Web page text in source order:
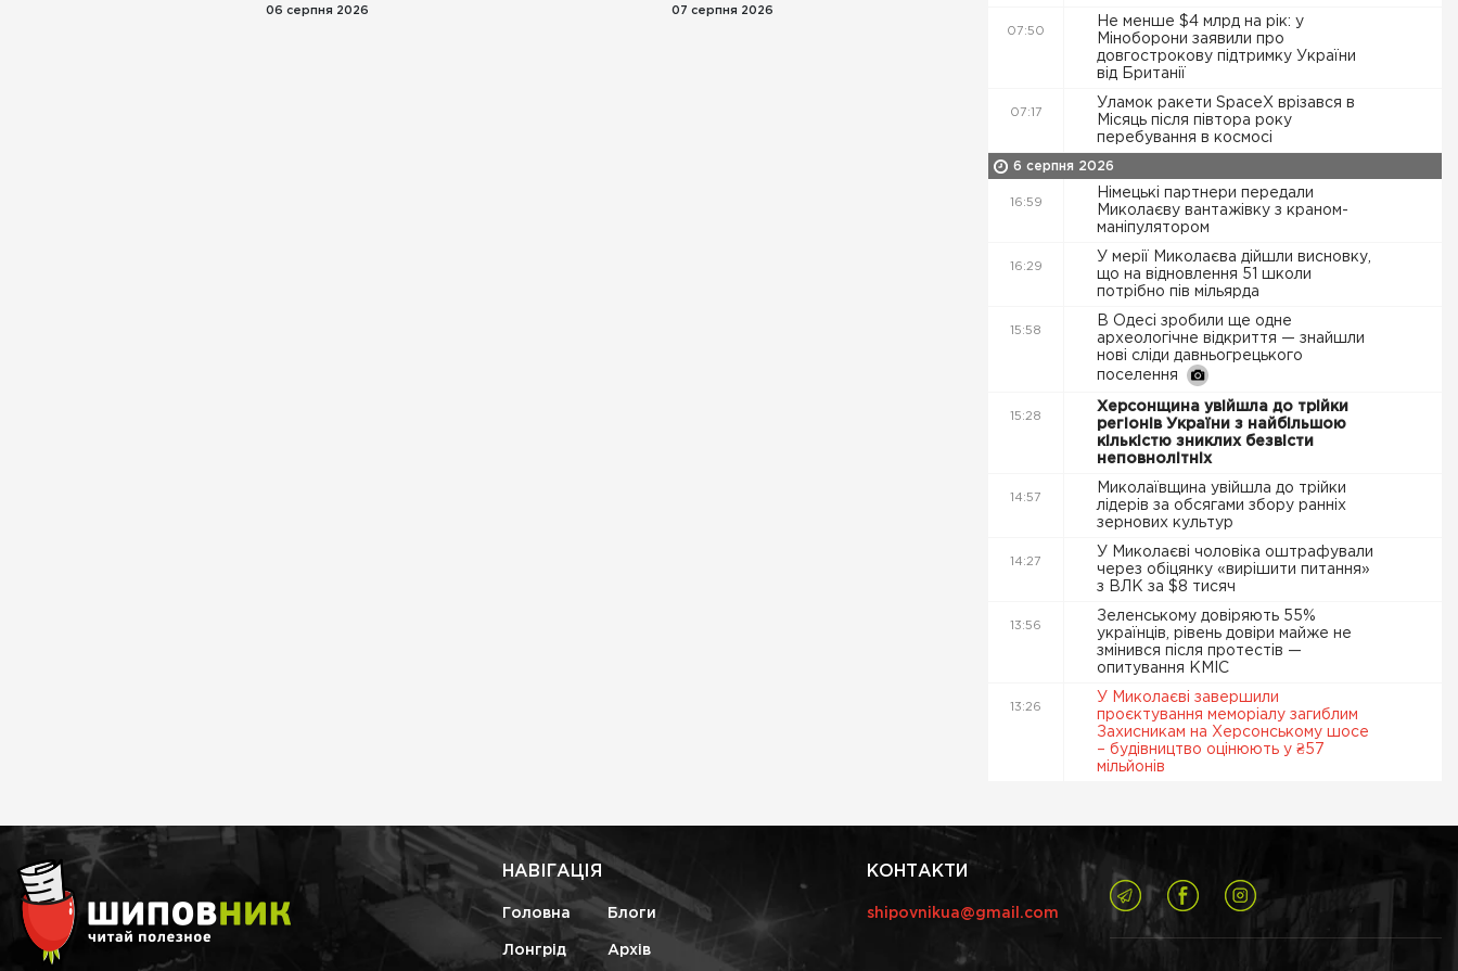
06 серпня 2026 07 серпня 2026
07:50
Не менше $4 млрд на рік: у
Міноборони заявили про
довгострокову підтримку України
від Британії
07:17
Уламок ракети SpaceX врізався в
Місяць після півтора року
перебування в космосі
6 серпня 2026
16:59
Німецькі партнери передали
Миколаєву вантажівку з краном-
маніпулятором
16:29
У мерії Миколаєва дійшли висновку,
що на відновлення 51 школи
потрібно пів мільярда
15:58
В Одесі зробили ще одне
археологічне відкриття — знайшли
нові сліди давньогрецького
поселення
15:28
Херсонщина увійшла до трійки
регіонів України з найбільшою
кількістю зниклих безвісти
неповнолітніх
14:57
Миколаївщина увійшла до трійки
лідерів за обсягами збору ранніх
зернових культур
14:27
У Миколаєві чоловіка оштрафували
через обіцянку «вирішити питання»
з ВЛК за $8 тисяч
13:56
Зеленському довіряють 55%
українців, рівень довіри майже не
змінився після протестів —
опитування КМІС
13:26
У Миколаєві завершили
проєктування меморіалу загиблим
Захисникам на Херсонському шосе
– будівництво оцінюють у ₴57
мільйонів
НАВІГАЦІЯ
Головна Блоги
Лонгрід Архів
КОНТАКТИ
shipovnikua@gmail.com